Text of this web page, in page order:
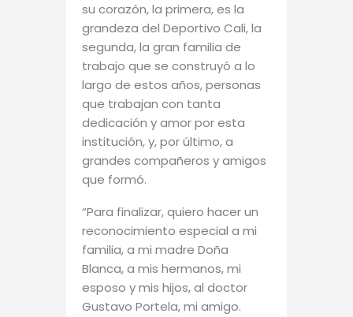
su corazón, la primera, es la
grandeza del Deportivo Cali, la
segunda, la gran familia de
trabajo que se construyó a lo
largo de estos años, personas
que trabajan con tanta
dedicación y amor por esta
institución, y, por último, a
grandes compañeros y amigos
que formó.
“Para finalizar, quiero hacer un
reconocimiento especial a mi
familia, a mi madre Doña
Blanca, a mis hermanos, mi
esposo y mis hijos, al doctor
Gustavo Portela, mi amigo.